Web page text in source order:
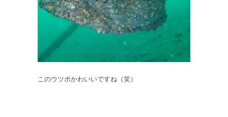
このウツボかわいいですね（笑）